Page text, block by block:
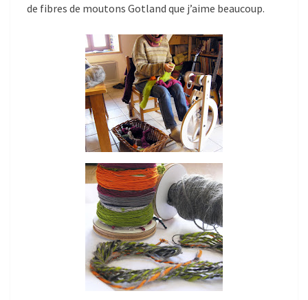
de fibres de moutons Gotland que j’aime beaucoup.